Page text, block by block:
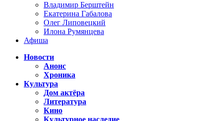
Владимир Берштейн
Екатерина Габалова
Олег Липовецкий
Илона Румянцева
Афиша
Новости
Анонс
Хроника
Культура
Дом актёра
Литература
Кино